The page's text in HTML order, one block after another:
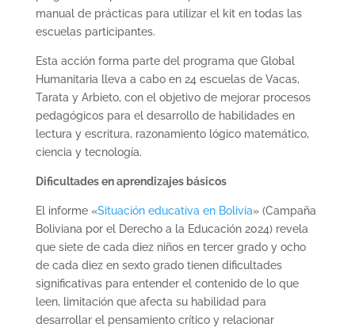
manual de prácticas para utilizar el kit en todas las
escuelas participantes.
Esta acción forma parte del programa que Global
Humanitaria lleva a cabo en 24 escuelas de Vacas,
Tarata y Arbieto, con el objetivo de mejorar procesos
pedagógicos para el desarrollo de habilidades en
lectura y escritura, razonamiento lógico matemático,
ciencia y tecnología.
Dificultades en aprendizajes básicos
El informe «Situación educativa en Bolivia» (Campaña
Boliviana por el Derecho a la Educación 2024) revela
que siete de cada diez niños en tercer grado y ocho
de cada diez en sexto grado tienen dificultades
significativas para entender el contenido de lo que
leen, limitación que afecta su habilidad para
desarrollar el pensamiento crítico y relacionar